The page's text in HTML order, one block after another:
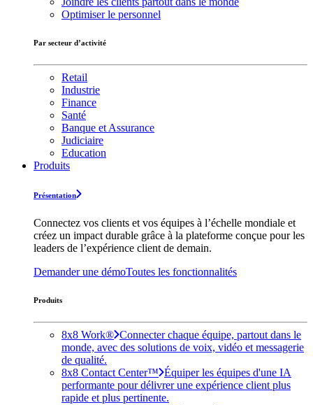
Optimiser le personnel
Par secteur d’activité
Retail
Industrie
Finance
Santé
Banque et Assurance
Judiciaire
Education
Produits
Présentation
Connectez vos clients et vos équipes à l’échelle mondiale et
créez un impact durable grâce à la plateforme conçue pour les
leaders de l’expérience client de demain.
Demander une démoToutes les fonctionnalités
Produits
8x8 Work® Connecter chaque équipe, partout dans le
monde, avec des solutions de voix, vidéo et messagerie
de qualité.
8x8 Contact Center™ Équiper les équipes d'une IA
performante pour délivrer une expérience client plus
rapide et plus pertinente.